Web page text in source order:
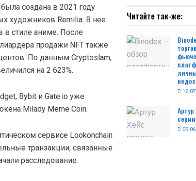
Читайте так-же:
создана в 2021 году
художников Remilia. В нее
в стиле аниме. После
продажи NFT также
По данным Cryptoslam,
на 2 623%.
Bybit и Gate.io уже
Milady Meme Coin.
сервисе Lookonchain
транзакции, связанные
расследование.